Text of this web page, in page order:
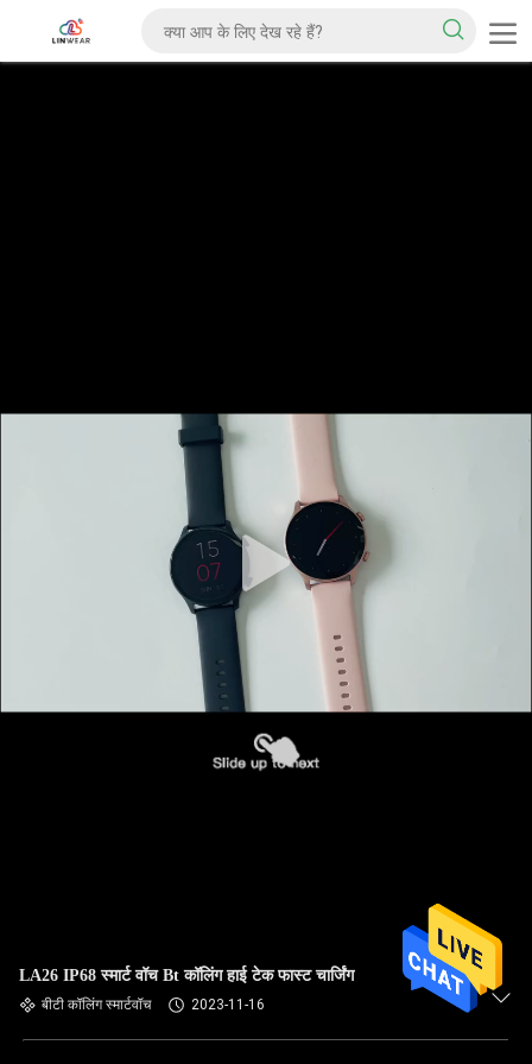
LA26 IP68 स्मार्ट वॉच Bt कॉलिंग हाई टेक फास्ट चार्जिंग
बीटी कॉलिंग स्मार्टवॉच 2023-11-16